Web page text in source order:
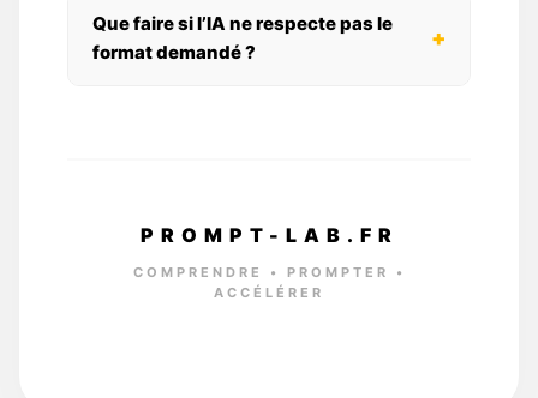
Que faire si l’IA ne respecte pas le
format demandé ?
+
PROMPT-LAB.FR
COMPRENDRE • PROMPTER •
ACCÉLÉRER